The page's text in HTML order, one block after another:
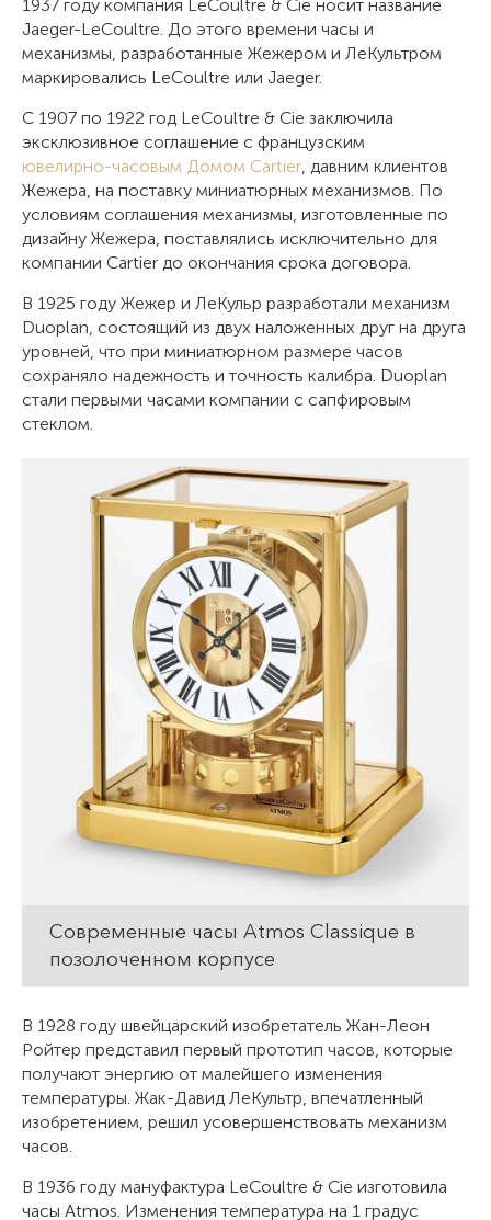
1937 году компания LeCoultre & Cie носит название
Jaeger-LeCoultre. До этого времени часы и
механизмы, разработанные Жежером и ЛеКультром
маркировались LeCoultre или Jaeger.
С 1907 по 1922 год LeCoultre & Cie заключила
эксклюзивное соглашение с французским
ювелирно-часовым Домом Cartier, давним клиентов
Жежера, на поставку миниатюрных механизмов. По
условиям соглашения механизмы, изготовленные по
дизайну Жежера, поставлялись исключительно для
компании Cartier до окончания срока договора.
В 1925 году Жежер и ЛеКульр разработали механизм
Duoplan, состоящий из двух наложенных друг на друга
уровней, что при миниатюрном размере часов
сохраняло надежность и точность калибра. Duoplan
стали первыми часами компании с сапфировым
стеклом.
Современные часы Atmos Classique в
позолоченном корпусе
В 1928 году швейцарский изобретатель Жан-Леон
Ройтер представил первый прототип часов, которые
получают энергию от малейшего изменения
температуры. Жак-Давид ЛеКультр, впечатленный
изобретением, решил усовершенствовать механизм
часов.
В 1936 году мануфактура LeCoultre & Cie изготовила
часы Atmos. Изменения температура на 1 градус